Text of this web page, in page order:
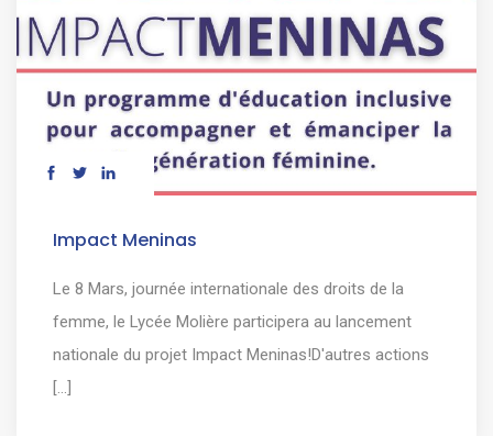
Impact Meninas
Le 8 Mars, journée internationale des droits de la
femme, le Lycée Molière participera au lancement
nationale du projet Impact Meninas!D'autres actions
[...]